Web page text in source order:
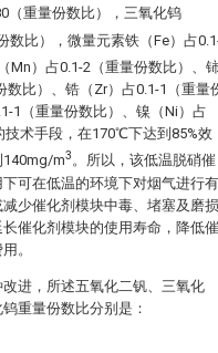
（重量份数比），三氧化钨
数比），微量元素铁（Fe）占
Mn）占0.1-2（重量份数比）、
数比）、锆（Zr）占0.1-1（重量
1（重量份数比）、镍（Ni）占
术手段，在170℃下达到85%效
140mg/m3。所以，该低温脱硝催
可在低温的环境下对烟气进行有
少催化剂模块中毒、堵塞及磨损
催化剂模块的使用寿命，降低催
。
进，所述五氧化二钒、三氧化
重量份数比分别是：